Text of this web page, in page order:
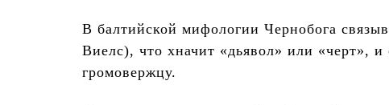
В балтийской мифологии Чернобога
Виелс), что хначит «дьявол» или «черт»,
громовержцу.